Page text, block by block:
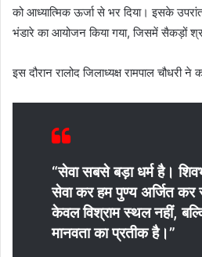
को आध्यात्मिक ऊर्जा से भर दिया। इसके
भंडारे का आयोजन किया गया, जिसमें सैकड़ों
इस दौरान रालोद जिलाध्यक्ष रामपाल चौधरी ने
“सेवा सबसे बड़ा धर्म है।
सेवा कर हम पुण्य अर्जित कर
केवल विश्राम स्थल नहीं,
मानवता का प्रतीक है।”